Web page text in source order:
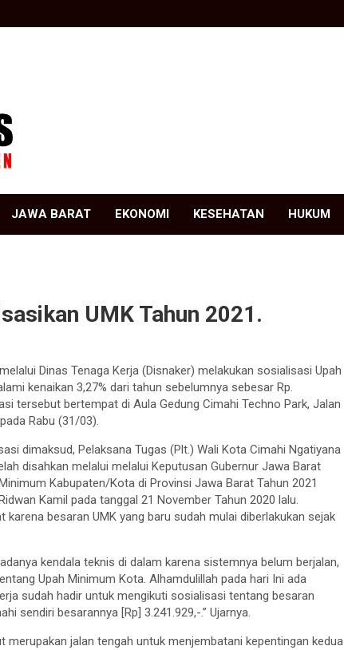
JAWA BARAT EKONOMI KESEHATAN HUKUM
UMK Tahun 2021.
Dinas Tenaga Kerja (Disnaker) melakukan sosialisasi Upah
kenaikan 3,27% dari tahun sebelumnya sebesar Rp.
tersebut bertempat di Aula Gedung Cimahi Techno Park, Jalan
Rabu (31/03).
dimaksud, Pelaksana Tugas (Plt.) Wali Kota Cimahi Ngatiyana
disahkan melalui melalui Keputusan Gubernur Jawa Barat
Kabupaten/Kota di Provinsi Jawa Barat Tahun 2021
Kamil pada tanggal 21 November Tahun 2020 lalu.
besaran UMK yang baru sudah mulai diberlakukan sejak
kendala teknis di dalam karena sistemnya belum berjalan,
Upah Minimum Kota. Alhamdulillah pada hari Ini ada
sudah hadir untuk mengikuti sosialisasi tentang besaran
sendiri besarannya [Rp] 3.241.929,-.” Ujarnya.
merupakan jalan tengah untuk menjembatani kepentingan kedua